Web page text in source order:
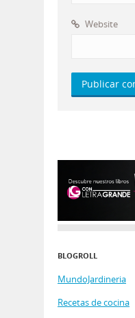
Website
BLOGROLL
MundoJardineria
Recetas de cocina